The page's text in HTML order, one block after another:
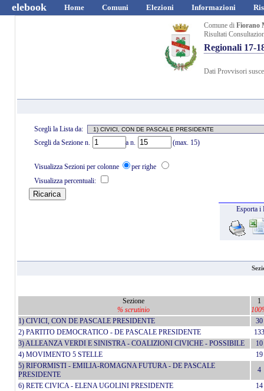
elebook Home Comuni Elezioni Informazioni
Comune di Fiorano
Risultati
Regionali 17-
Dati Provvisori
Scegli la Lista da:
Scegli da Sezione n.
a n. (max. 15)
Visualizza Sezioni per colonne
per righe
Visualizza percentuali:
Esporta i
Sezione
% scrutinio
1
1) CIVICI, CON DE PASCALE PRESIDENTE
30
2) PARTITO DEMOCRATICO - DE PASCALE PRESIDENTE
3) ALLEANZA VERDI E SINISTRA - COALIZIONI CIVICHE - POSSIBILE
10
4) MOVIMENTO 5 STELLE
19
5) RIFORMISTI - EMILIA-ROMAGNA FUTURA - DE PASCALE
PRESIDENTE
4
6) RETE CIVICA - ELENA UGOLINI PRESIDENTE
14